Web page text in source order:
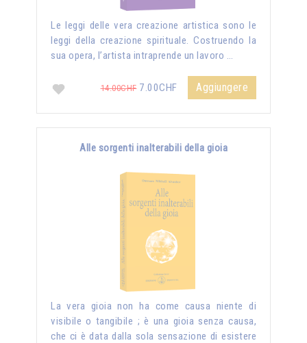
Le leggi delle vera creazione artistica sono le
leggi della creazione spirituale. Costruendo la
sua opera, l’artista intraprende un lavoro …
14.00CHF7.00CHF Aggiungere
Alle sorgenti inalterabili della gioia
La vera gioia non ha come causa niente di
visibile o tangibile ; è una gioia senza causa,
che ci è data dalla sola sensazione di esistere